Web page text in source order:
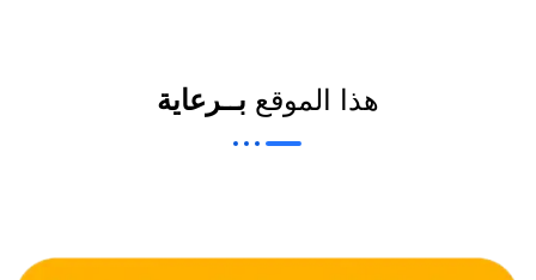
هذا الموقع بــرعاية